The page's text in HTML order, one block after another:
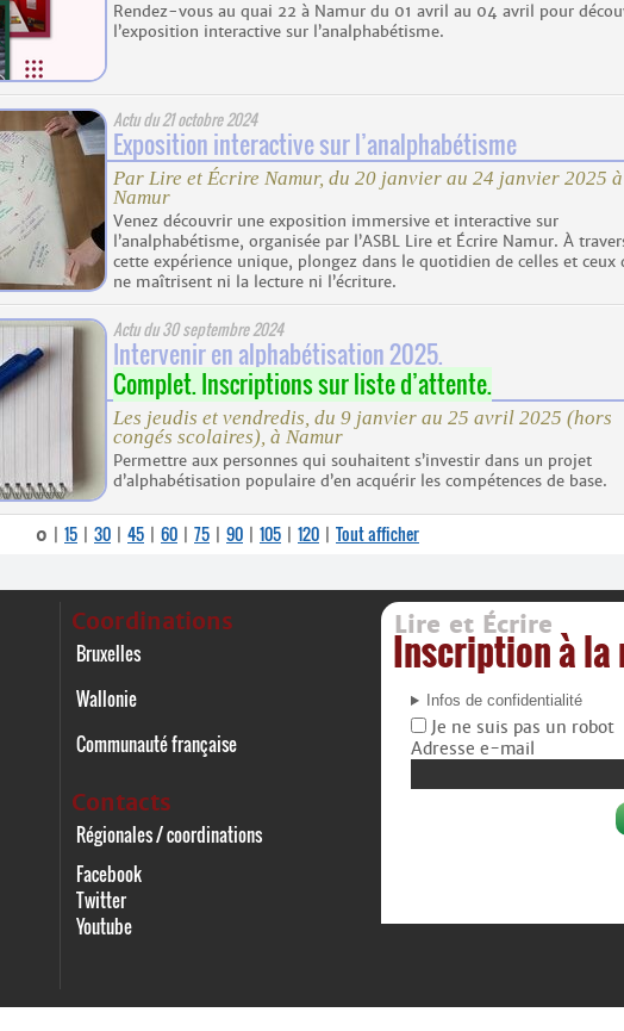
Rendez-vous au quai 22 à Namur du 01 avril au 04 avril pour
l’exposition interactive sur l’analphabétisme.
Actu du21 octobre 2024
Exposition interactive sur l’analphabétisme
Par Lire et Écrire Namur, du 20 janvier au 24 janvier 2025 à
Namur
Venez découvrir une exposition immersive et interactive sur
l’analphabétisme, organisée par l’ASBL Lire et Écrire Namur. À
cette expérience unique, plongez dans le quotidien de celles et ceux
ne maîtrisent ni la lecture ni l’écriture.
Actu du30 septembre 2024
Intervenir en alphabétisation 2025.
Complet. Inscriptions sur liste d’attente.
Les jeudis et vendredis, du 9 janvier au 25 avril 2025 (hors
congés scolaires), à Namur
Permettre aux personnes qui souhaitent s’investir dans un projet
d’alphabétisation populaire d’en acquérir les compétences de base.
0 15 30 45 60 75 90 105 120 Tout afficher
Coordinations
Bruxelles
Wallonie
Communauté française
Contacts
Régionales / coordinations
Facebook
Twitter
Youtube
Lire et Écrire
Inscription à la
Infos de confidentialité
Je ne suis pas un robot
Adresse e-mail